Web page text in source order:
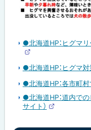
●北海道HP：ヒグマ
部
サ
イ
ト
●北海道HP：ヒグマ
●北海道HP：各市町
●北海道HP：道内で
サイト）
サ